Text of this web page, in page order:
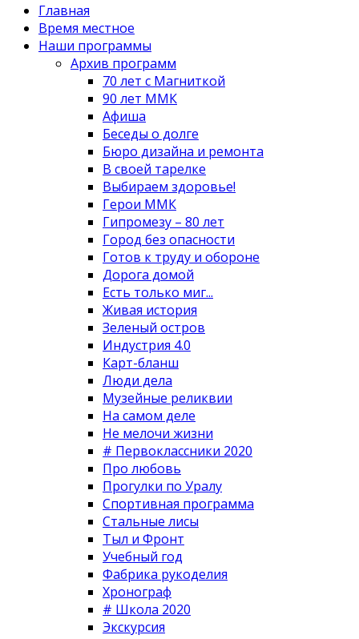
Главная
Время местное
Наши программы
Архив программ
70 лет с Магниткой
90 лет ММК
Афиша
Беседы о долге
Бюро дизайна и ремонта
В своей тарелке
Выбираем здоровье!
Герои ММК
Гипромезу – 80 лет
Город без опасности
Готов к труду и обороне
Дорога домой
Есть только миг...
Живая история
Зеленый остров
Индустрия 4.0
Карт-бланш
Люди дела
Музейные реликвии
На самом деле
Не мелочи жизни
# Первоклассники 2020
Про любовь
Прогулки по Уралу
Спортивная программа
Стальные лисы
Тыл и Фронт
Учебный год
Фабрика рукоделия
Хронограф
# Школа 2020
Экскурсия